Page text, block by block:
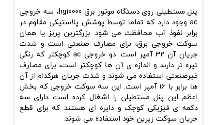
پنل مستطیلی روی دستگاه موتور برق hg10000، سه خروجی
ac وجود دارد که تماما توسط پوشش پلاستیکی مقاوم در
برابر نفوذ آب محافظت می شود. بزرگترین پریز یا همان
سوکت خروجی برق، برای مصارف صنعتی است و شدت
جریان آن 32 آمپر است. دو خروجی ac کوچکتر که رنگی
تیره تر دارند و اندازه ی آن ها کوچکتر است، برای مصارف
غیرصنعتی استفاده می شوند و شدت جریان هرکدام از آن
ها برابر با 16 آمپر است. این سه سوکت خروجی که بخش
اعظم این پنل مستطیلی را اشغال کرده است دارای سه
دکمه ی فیزیکی کوچک و دایره ای هستند که برای قطع
جریان سوکت زیرین خود استفاده می شوند.